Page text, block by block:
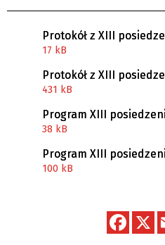
Protokół z XIII
17 kB
Protokół z XIII
431 kB
Program XIII
38 kB
Program XIII
100 kB